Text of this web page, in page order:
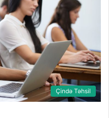
Çində Təhsil